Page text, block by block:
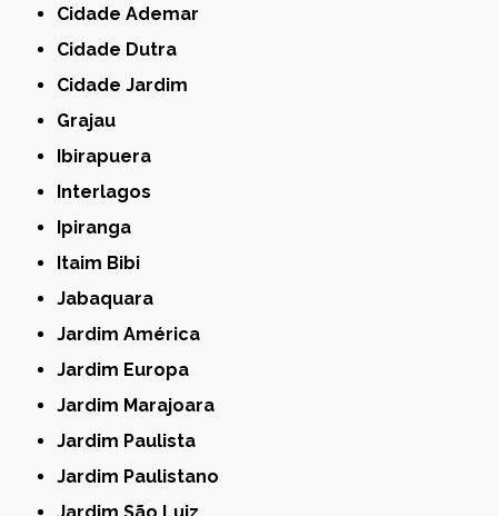
Cidade Ademar
Cidade Dutra
Cidade Jardim
Grajau
Ibirapuera
Interlagos
Ipiranga
Itaim Bibi
Jabaquara
Jardim América
Jardim Europa
Jardim Marajoara
Jardim Paulista
Jardim Paulistano